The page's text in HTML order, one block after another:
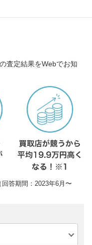
査定結果をWebでお知
答期間：2023年6月〜